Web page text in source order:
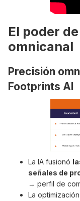
El poder
omnicanal
Precisión
Footprints AI
La IA fusionó
señales de
→ perfil de
La